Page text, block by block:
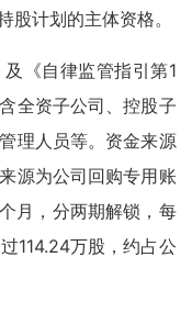
股计划的主体资格。
《自律监管指引第1
全资子公司、控股子
理人员等。资金来源
源为公司回购专用账
月，分两期解锁，每
114.24万股，约占公